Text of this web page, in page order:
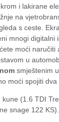
i lakirane
na
s ceste.
mnogi digitalni
moći naručiti
u
smještenim
moći spojiti dva
(1.6 TDI
snage 122 KS).